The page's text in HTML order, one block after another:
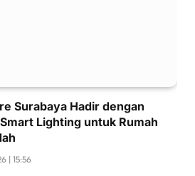
Surabaya Hadir dengan
Lighting untuk Rumah
| 15:56